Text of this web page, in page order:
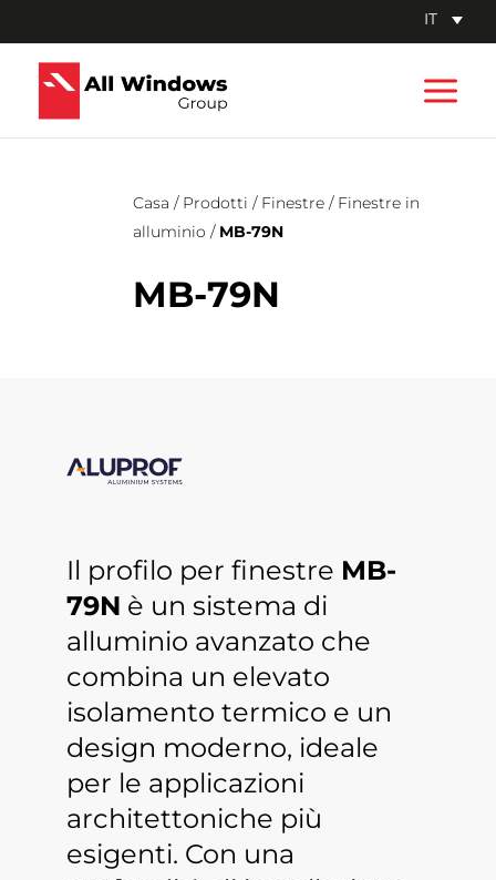
al
contenuto
IT
Casa / Prodotti / Finestre / Finestre in
alluminio / MB-79N
MB-79N
Il profilo per finestre MB-
79N è un sistema di
alluminio avanzato che
combina un elevato
isolamento termico e un
design moderno, ideale
per le applicazioni
architettoniche più
esigenti. Con una